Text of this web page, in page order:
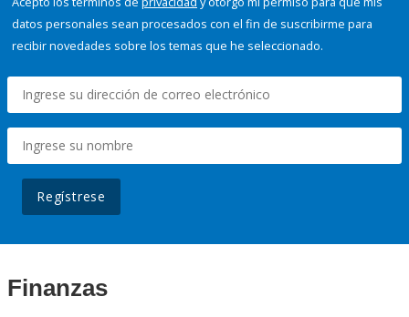
datos personales sean procesados con el fin de suscribirme para
recibir novedades sobre los temas que he seleccionado.
Regístrese
Finanzas